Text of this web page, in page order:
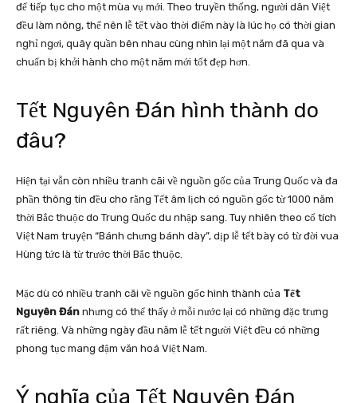
để tiếp tục cho một mùa vụ mới. Theo truyền thống, người dân Việt
đều làm nông, thế nên lễ tết vào thời điểm này là lúc họ có thời gian
nghỉ ngơi, quây quần bên nhau cùng nhìn lại một năm đã qua và
chuẩn bị khởi hành cho một năm mới tốt đẹp hơn.
Tết Nguyên Đán hình thành do
đâu?
Hiện tại vẫn còn nhiều tranh cãi về nguồn gốc của Trung Quốc và đa
phần thông tin đều cho rằng Tết âm lịch có nguồn gốc từ 1000 năm
thời Bắc thuộc do Trung Quốc du nhập sang. Tuy nhiên theo cổ tích
Việt Nam truyện “Bánh chưng bánh dày”, dịp lễ tết bày có từ đời vua
Hùng tức là từ trước thời Bắc thuộc.
Mặc dù có nhiều tranh cãi về nguồn gốc hình thành của Tết
Nguyên Đán nhưng có thể thấy ở mỗi nước lại có những đặc trưng
rất riêng. Và những ngày đầu năm lễ tết người Việt đều có những
phong tục mang đậm văn hoá Việt Nam.
Ý nghĩa của Tết Nguyên Đán